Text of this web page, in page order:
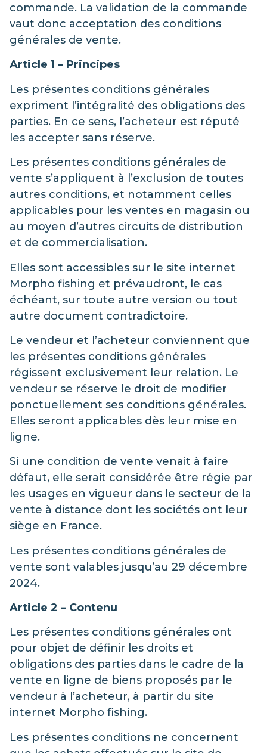
commande. La validation de la commande
vaut donc acceptation des conditions
générales de vente.
Article 1 – Principes
Les présentes conditions générales
expriment l’intégralité des obligations des
parties. En ce sens, l’acheteur est réputé
les accepter sans réserve.
Les présentes conditions générales de
vente s’appliquent à l’exclusion de toutes
autres conditions, et notamment celles
applicables pour les ventes en magasin ou
au moyen d’autres circuits de distribution
et de commercialisation.
Elles sont accessibles sur le site internet
Morpho fishing et prévaudront, le cas
échéant, sur toute autre version ou tout
autre document contradictoire.
Le vendeur et l’acheteur conviennent que
les présentes conditions générales
régissent exclusivement leur relation. Le
vendeur se réserve le droit de modifier
ponctuellement ses conditions générales.
Elles seront applicables dès leur mise en
ligne.
Si une condition de vente venait à faire
défaut, elle serait considérée être régie par
les usages en vigueur dans le secteur de la
vente à distance dont les sociétés ont leur
siège en France.
Les présentes conditions générales de
vente sont valables jusqu’au 29 décembre
2024.
Article 2 – Contenu
Les présentes conditions générales ont
pour objet de définir les droits et
obligations des parties dans le cadre de la
vente en ligne de biens proposés par le
vendeur à l’acheteur, à partir du site
internet Morpho fishing.
Les présentes conditions ne concernent